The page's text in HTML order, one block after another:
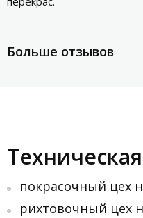
Больше отзывов
покрасочный цех
рихтовочный цех